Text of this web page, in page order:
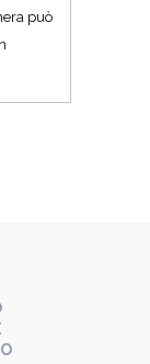
può